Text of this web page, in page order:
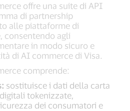
offre una suite di API
di partnership
alle piattaforme di
consentendo agli
in modo sicuro e
di AI commerce di Visa.
comprende:
sostituisce i dati della carta
tokenizzate,
dei consumatori e